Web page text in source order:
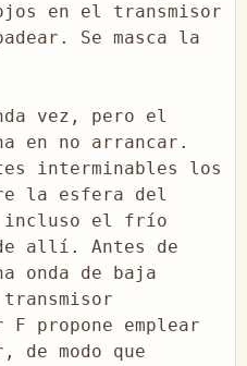
en el transmisor
Se masca la
vez, pero el
en no arrancar.
interminables los
la esfera del
incluso el frío
allí. Antes de
onda de baja
propone emplear
de modo que